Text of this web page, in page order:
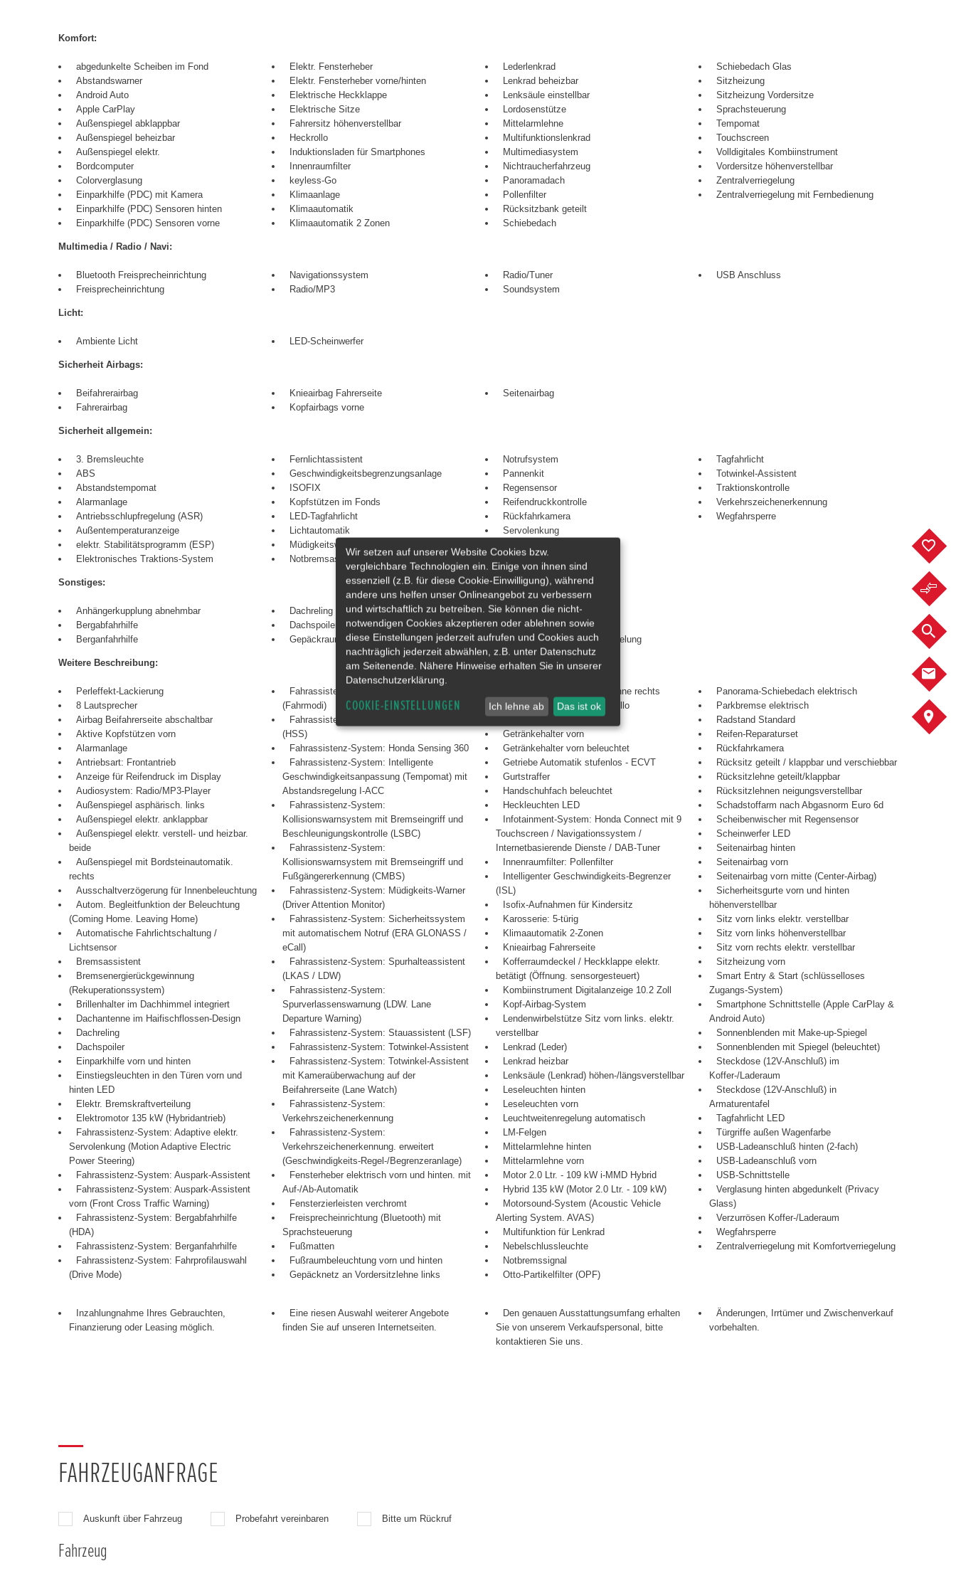
Komfort:
abgedunkelte Scheiben im Fond
Abstandswarner
Android Auto
Apple CarPlay
Außenspiegel abklappbar
Außenspiegel beheizbar
Außenspiegel elektr.
Bordcomputer
Colorverglasung
Einparkhilfe (PDC) mit Kamera
Einparkhilfe (PDC) Sensoren hinten
Einparkhilfe (PDC) Sensoren vorne
Elektr. Fensterheber
Elektr. Fensterheber vorne/hinten
Elektrische Heckklappe
Elektrische Sitze
Fahrersitz höhenverstellbar
Heckrollo
Induktionsladen für Smartphones
Innenraumfilter
keyless-Go
Klimaanlage
Klimaautomatik
Klimaautomatik 2 Zonen
Lederlenkrad
Lenkrad beheizbar
Lenksäule einstellbar
Lordosenstütze
Mittelarmlehne
Multifunktionslenkrad
Multimediasystem
Nichtraucherfahrzeug
Panoramadach
Pollenfilter
Rücksitzbank geteilt
Schiebedach
Schiebedach Glas
Sitzheizung
Sitzheizung Vordersitze
Sprachsteuerung
Tempomat
Touchscreen
Volldigitales Kombiinstrument
Vordersitze höhenverstellbar
Zentralverriegelung
Zentralverriegelung mit Fernbedienung
Multimedia / Radio / Navi:
Bluetooth Freisprecheinrichtung
Freisprecheinrichtung
Navigationssystem
Radio/MP3
Radio/Tuner
Soundsystem
USB Anschluss
Licht:
Ambiente Licht LED-Scheinwerfer
Sicherheit Airbags:
Beifahrerairbag
Fahrerairbag
Knieairbag Fahrerseite
Kopfairbags vorne
Seitenairbag
Sicherheit allgemein:
3. Bremsleuchte
ABS
Abstandstempomat
Alarmanlage
Antriebsschlupfregelung (ASR)
Außentemperaturanzeige
elektr. Stabilitätsprogramm (ESP)
Elektronisches Traktions-System
Fernlichtassistent
Geschwindigkeitsbegrenzungsanlage
ISOFIX
Kopfstützen im Fonds
LED-Tagfahrlicht
Lichtautomatik
Müdigkeitswarnsystem
Notbremsassistent
Notrufsystem
Pannenkit
Regensensor
Reifendruckkontrolle
Rückfahrkamera
Servolenkung
Spurhalteassistent
Tagfahrlicht
Totwinkel-Assistent
Traktionskontrolle
Verkehrszeichenerkennung
Wegfahrsperre
Sonstiges:
Anhängerkupplung abnehmbar
Bergabfahrhilfe
Berganfahrhilfe
Dachreling
Dachspoiler
Gepäckraumabdeckung
Heckklappe (elektrisch)
LM-Felgen
Schlüssellose Zentralverriegelung
Weitere Beschreibung:
Perleffekt-Lackierung
8 Lautsprecher
Airbag Beifahrerseite abschaltbar
Aktive Kopfstützen vorn
Alarmanlage
Antriebsart: Frontantrieb
Anzeige für Reifendruck im Display
Audiosystem: Radio/MP3-Player
Außenspiegel asphärisch. links
Außenspiegel elektr. anklappbar
Außenspiegel elektr. verstell- und heizbar.
beide
Außenspiegel mit Bordsteinautomatik.
rechts
Ausschaltverzögerung für Innenbeleuchtung
Autom. Begleitfunktion der Beleuchtung
(Coming Home. Leaving Home)
Automatische Fahrlichtschaltung /
Lichtsensor
Bremsassistent
Bremsenergierückgewinnung
(Rekuperationssystem)
Brillenhalter im Dachhimmel integriert
Dachantenne im Haifischflossen-Design
Dachreling
Dachspoiler
Einparkhilfe vorn und hinten
Einstiegsleuchten in den Türen vorn und
hinten LED
Elektr. Bremskraftverteilung
Elektromotor 135 kW (Hybridantrieb)
Fahrassistenz-System: Adaptive elektr.
Servolenkung (Motion Adaptive Electric
Power Steering)
Fahrassistenz-System: Auspark-Assistent
Fahrassistenz-System: Auspark-Assistent
vorn (Front Cross Traffic Warning)
Fahrassistenz-System: Bergabfahrhilfe
(HDA)
Fahrassistenz-System: Berganfahrhilfe
Fahrassistenz-System: Fahrprofilauswahl
(Drive Mode)
Fahrassistenz-System: Fahrprofilauswahl
(Fahrmodi)
Fahrassistenz-System: Fernlichtassistent
(HSS)
Fahrassistenz-System: Honda Sensing 360
Fahrassistenz-System: Intelligente
Geschwindigkeitsanpassung (Tempomat) mit
Abstandsregelung I-ACC
Fahrassistenz-System:
Kollisionswarnsystem mit Bremseingriff und
Beschleunigungskontrolle (LSBC)
Fahrassistenz-System:
Kollisionswarnsystem mit Bremseingriff und
Fußgängererkennung (CMBS)
Fahrassistenz-System: Müdigkeits-Warner
(Driver Attention Monitor)
Fahrassistenz-System: Sicherheitssystem
mit automatischem Notruf (ERA GLONASS /
eCall)
Fahrassistenz-System: Spurhalteassistent
(LKAS / LDW)
Fahrassistenz-System:
Spurverlassenswarnung (LDW. Lane
Departure Warning)
Fahrassistenz-System: Stauassistent (LSF)
Fahrassistenz-System: Totwinkel-Assistent
Fahrassistenz-System: Totwinkel-Assistent
mit Kameraüberwachung auf der
Beifahrerseite (Lane Watch)
Fahrassistenz-System:
Verkehrszeichenerkennung
Fahrassistenz-System:
Verkehrszeichenerkennung. erweitert
(Geschwindigkeits-Regel-/Begrenzeranlage)
Fensterheber elektrisch vorn und hinten. mit
Auf-/Ab-Automatik
Fensterzierleisten verchromt
Freisprecheinrichtung (Bluetooth) mit
Sprachsteuerung
Fußmatten
Fußraumbeleuchtung vorn und hinten
Gepäcknetz an Vordersitzlehne links
Gepäcknetz an Vordersitzlehne rechts
Gepäckraumabdeckung / Rollo
Getränkehalter hinten
Getränkehalter vorn
Getränkehalter vorn beleuchtet
Getriebe Automatik stufenlos - ECVT
Gurtstraffer
Handschuhfach beleuchtet
Heckleuchten LED
Infotainment-System: Honda Connect mit 9
Touchscreen / Navigationssystem /
Internetbasierende Dienste / DAB-Tuner
Innenraumfilter: Pollenfilter
Intelligenter Geschwindigkeits-Begrenzer
(ISL)
Isofix-Aufnahmen für Kindersitz
Karosserie: 5-türig
Klimaautomatik 2-Zonen
Knieairbag Fahrerseite
Kofferraumdeckel / Heckklappe elektr.
betätigt (Öffnung. sensorgesteuert)
Kombiinstrument Digitalanzeige 10.2 Zoll
Kopf-Airbag-System
Lendenwirbelstütze Sitz vorn links. elektr.
verstellbar
Lenkrad (Leder)
Lenkrad heizbar
Lenksäule (Lenkrad) höhen-/längsverstellbar
Leseleuchten hinten
Leseleuchten vorn
Leuchtweitenregelung automatisch
LM-Felgen
Mittelarmlehne hinten
Mittelarmlehne vorn
Motor 2.0 Ltr. - 109 kW i-MMD Hybrid
Hybrid 135 kW (Motor 2.0 Ltr. - 109 kW)
Motorsound-System (Acoustic Vehicle
Alerting System. AVAS)
Multifunktion für Lenkrad
Nebelschlussleuchte
Notbremssignal
Otto-Partikelfilter (OPF)
Panorama-Schiebedach elektrisch
Parkbremse elektrisch
Radstand Standard
Reifen-Reparaturset
Rückfahrkamera
Rücksitz geteilt / klappbar und verschiebbar
Rücksitzlehne geteilt/klappbar
Rücksitzlehnen neigungsverstellbar
Schadstoffarm nach Abgasnorm Euro 6d
Scheibenwischer mit Regensensor
Scheinwerfer LED
Seitenairbag hinten
Seitenairbag vorn
Seitenairbag vorn mitte (Center-Airbag)
Sicherheitsgurte vorn und hinten
höhenverstellbar
Sitz vorn links elektr. verstellbar
Sitz vorn links höhenverstellbar
Sitz vorn rechts elektr. verstellbar
Sitzheizung vorn
Smart Entry & Start (schlüsselloses
Zugangs-System)
Smartphone Schnittstelle (Apple CarPlay &
Android Auto)
Sonnenblenden mit Make-up-Spiegel
Sonnenblenden mit Spiegel (beleuchtet)
Steckdose (12V-Anschluß) im
Koffer-/Laderaum
Steckdose (12V-Anschluß) in
Armaturentafel
Tagfahrlicht LED
Türgriffe außen Wagenfarbe
USB-Ladeanschluß hinten (2-fach)
USB-Ladeanschluß vorn
USB-Schnittstelle
Verglasung hinten abgedunkelt (Privacy
Glass)
Verzurrösen Koffer-/Laderaum
Wegfahrsperre
Zentralverriegelung mit Komfortverriegelung
Inzahlungnahme Ihres Gebrauchten,
Finanzierung oder Leasing möglich.
Eine riesen Auswahl weiterer Angebote
finden Sie auf unseren Internetseiten.
Den genauen Ausstattungsumfang erhalten
Sie von unserem Verkaufspersonal, bitte
kontaktieren Sie uns.
Änderungen, Irrtümer und Zwischenverkauf
vorbehalten.
FAHRZEUGANFRAGE
Auskunft über Fahrzeug Probefahrt vereinbaren Bitte um Rückruf
Fahrzeug
Wir setzen auf unserer Website Cookies bzw.
vergleichbare Technologien ein. Einige von ihnen sind
essenziell (z.B. für diese Cookie-Einwilligung), während
andere uns helfen unser Onlineangebot zu verbessern
und wirtschaftlich zu betreiben. Sie können die nicht-
notwendigen Cookies akzeptieren oder ablehnen sowie
diese Einstellungen jederzeit aufrufen und Cookies auch
nachträglich jederzeit abwählen, z.B. unter Datenschutz
am Seitenende. Nähere Hinweise erhalten Sie in unserer
Datenschutzerklärung.
COOKIE-EINSTELLUNGEN Ich lehne ab Das ist ok